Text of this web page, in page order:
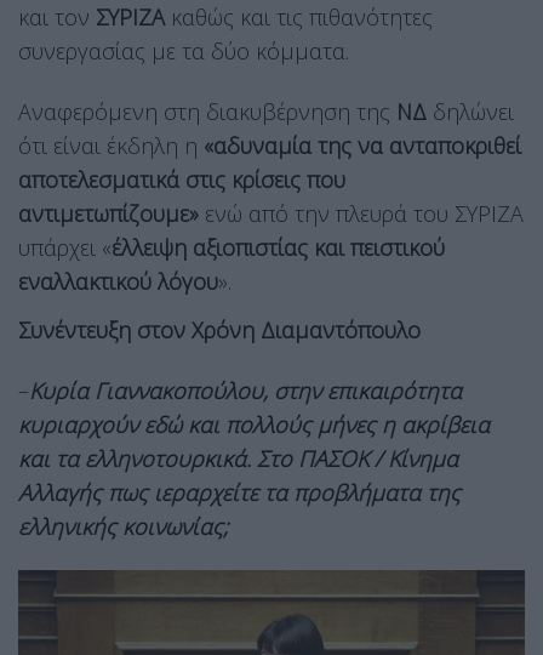
και τον ΣΥΡΙΖΑ καθώς και τις πιθανότητες
συνεργασίας με τα δύο κόμματα.
Αναφερόμενη στη διακυβέρνηση της ΝΔ δηλώνει
ότι είναι έκδηλη η «αδυναμία της να ανταποκριθεί
αποτελεσματικά στις κρίσεις που
αντιμετωπίζουμε» ενώ από την πλευρά του ΣΥΡΙΖΑ
υπάρχει «έλλειψη αξιοπιστίας και πειστικού
εναλλακτικού λόγου».
Συνέντευξη στον Χρόνη Διαμαντόπουλο
–Κυρία Γιαννακοπούλου, στην επικαιρότητα
κυριαρχούν εδώ και πολλούς μήνες η ακρίβεια
και τα ελληνοτουρκικά. Στο ΠΑΣΟΚ / Κίνημα
Αλλαγής πως ιεραρχείτε τα προβλήματα της
ελληνικής κοινωνίας;